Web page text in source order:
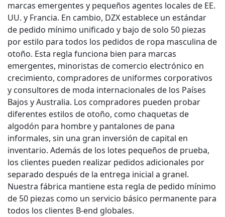
marcas emergentes y pequeños agentes locales de EE.
UU. y Francia. En cambio, DZX establece un estándar
de pedido mínimo unificado y bajo de solo 50 piezas
por estilo para todos los pedidos de ropa masculina de
otoño. Esta regla funciona bien para marcas
emergentes, minoristas de comercio electrónico en
crecimiento, compradores de uniformes corporativos
y consultores de moda internacionales de los Países
Bajos y Australia. Los compradores pueden probar
diferentes estilos de otoño, como chaquetas de
algodón para hombre y pantalones de pana
informales, sin una gran inversión de capital en
inventario. Además de los lotes pequeños de prueba,
los clientes pueden realizar pedidos adicionales por
separado después de la entrega inicial a granel.
Nuestra fábrica mantiene esta regla de pedido mínimo
de 50 piezas como un servicio básico permanente para
todos los clientes B-end globales.